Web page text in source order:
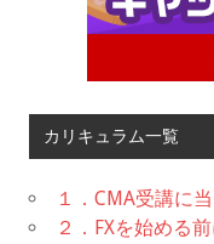
カリキュラム一覧
１．CMA受講に
２．FXを始める